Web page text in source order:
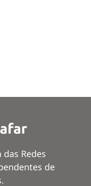
Redes
de